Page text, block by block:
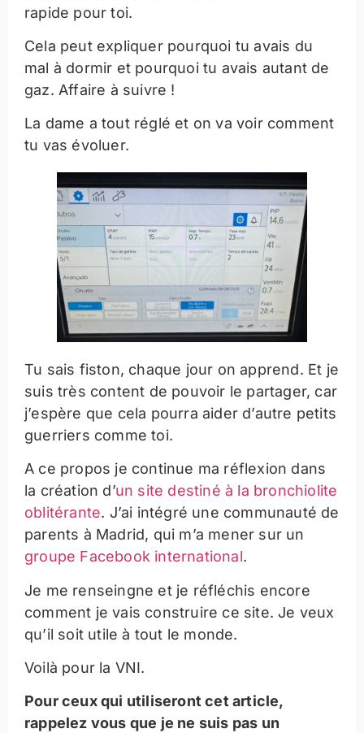
rapide pour toi.
Cela peut expliquer pourquoi tu avais du
mal à dormir et pourquoi tu avais autant de
gaz. Affaire à suivre !
La dame a tout réglé et on va voir comment
tu vas évoluer.
Tu sais fiston, chaque jour on apprend. Et je
suis très content de pouvoir le partager, car
j’espère que cela pourra aider d’autre petits
guerriers comme toi.
A ce propos je continue ma réflexion dans
la création d’un site destiné à la bronchiolite
oblitérante. J’ai intégré une communauté de
parents à Madrid, qui m’a mener sur un
groupe Facebook international.
Je me renseingne et je réfléchis encore
comment je vais construire ce site. Je veux
qu’il soit utile à tout le monde.
Voilà pour la VNI.
Pour ceux qui utiliseront cet article,
rappelez vous que je ne suis pas un